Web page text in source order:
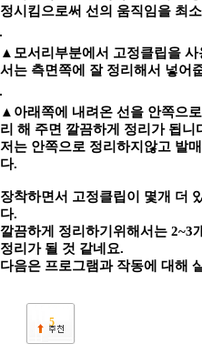
정시킴으로써 선의 움직임을 최
▲모서리부분에서 고정클립을 사
서는 측면쪽에 잘 정리해서 넣어
▲아래쪽에 내려온 선을 안쪽으
리 해 주면 깔끔하게 정리가 됩니
저는 안쪽으로 정리하지않고 발
다.
장착하면서 고정클립이 몇개 더
다.
깔끔하게 정리하기위해서는 2~3
정리가 될 것 같네요.
다음은 프로그램과 작동에 대해
5